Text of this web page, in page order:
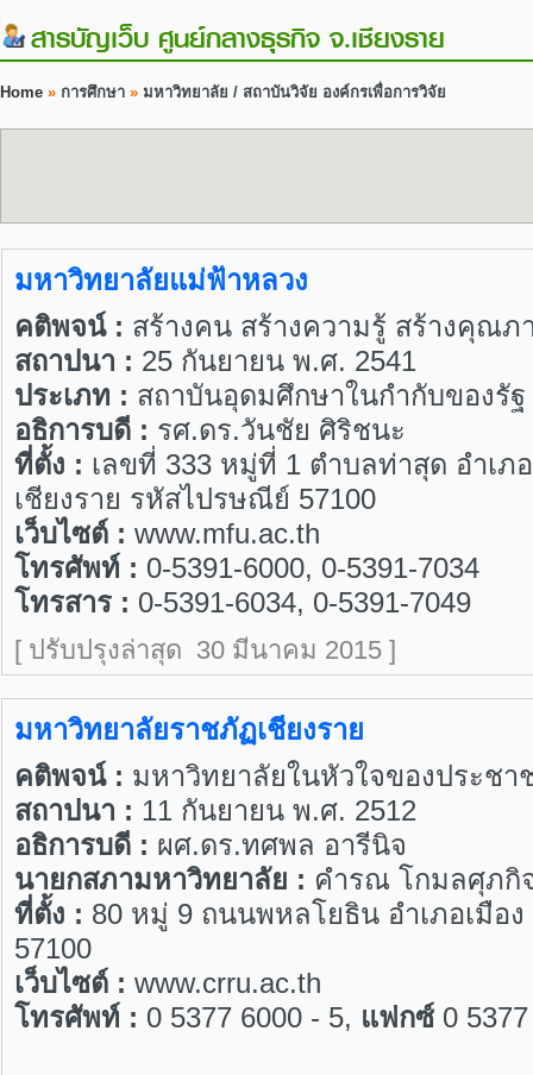
สารบัญเว็บ ศูนย์กลางธุรกิจ จ.เชียงราย
Home » การศึกษา » มหาวิทยาลัย / สถาบันวิจัย องค์กรเพื่อการวิจัย
มหาวิทยาลัยแม่ฟ้าหลวง
คติพจน์ : สร้างคน สร้างความรู้ สร้างคุณ
สถาปนา : 25 กันยายน พ.ศ. 2541
ประเภท : สถาบันอุดมศึกษาในกำกับของรัฐ
อธิการบดี : รศ.ดร.วันชัย ศิริชนะ
ที่ตั้ง : เลขที่ 333 หมู่ที่ 1 ตำบลท่าสุด อำเภ
เชียงราย รหัสไปรษณีย์ 57100
เว็บไซต์ : www.mfu.ac.th
โทรศัพท์ : 0-5391-6000, 0-5391-7034
โทรสาร : 0-5391-6034, 0-5391-7049
[ ปรับปรุงล่าสุด 30 มีนาคม 2015 ]
มหาวิทยาลัยราชภัฏเชียงราย
คติพจน์ : มหาวิทยาลัยในหัวใจของประชา
สถาปนา : 11 กันยายน พ.ศ. 2512
อธิการบดี : ผศ.ดร.ทศพล อารีนิจ
นายกสภามหาวิทยาลัย : คำรณ โกมลศุภกิ
ที่ตั้ง : 80 หมู่ 9 ถนนพหลโยธิน อำเภอเมือง
57100
เว็บไซต์ : www.crru.ac.th
โทรศัพท์ : 0 5377 6000 - 5, แฟกซ์ 0